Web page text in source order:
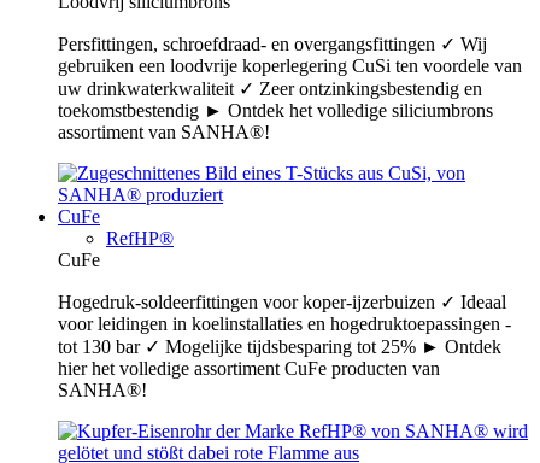
Persfittingen, schroefdraad- en overgangsfittingen ✓ Wij
gebruiken een loodvrije koperlegering CuSi ten voordele van
uw drinkwaterkwaliteit ✓ Zeer ontzinkingsbestendig en
toekomstbestendig ► Ontdek het volledige siliciumbrons
assortiment van SANHA®!
CuFe
RefHP®
CuFe
Hogedruk-soldeerfittingen voor koper-ijzerbuizen ✓ Ideaal
voor leidingen in koelinstallaties en hogedruktoepassingen -
tot 130 bar ✓ Mogelijke tijdsbesparing tot 25% ► Ontdek
hier het volledige assortiment CuFe producten van
SANHA®!